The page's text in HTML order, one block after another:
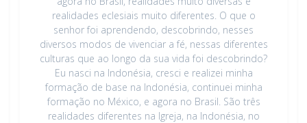
realidades eclesiais muito diferentes. O que o
senhor foi aprendendo, descobrindo, nesses
diversos modos de vivenciar a fé, nessas diferentes
culturas que ao longo da sua vida foi descobrindo?
Eu nasci na Indonésia, cresci e realizei minha
formação de base na Indonésia, continuei minha
formação no México, e agora no Brasil. São três
realidades diferentes na Igreja, na Indonésia, no